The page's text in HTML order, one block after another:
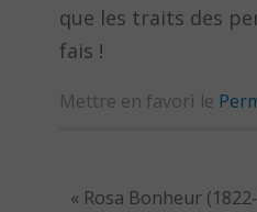
que les traits des
fais !
Mettre en favori le
« Rosa Bonheur